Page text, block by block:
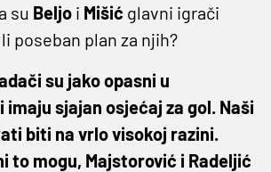
su Beljo i Mišić glavni igrači
poseban plan za njih?
su jako opasni u
sjajan osjećaj za gol. Naši
biti na vrlo visokoj razini.
to mogu, Majstorović i Radeljić